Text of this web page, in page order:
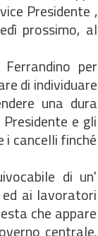
Presidente ,
prossimo, al
per
di individuare
una dura
e gli
cancelli finché
di un'
ai lavoratori
che appare
centrale.